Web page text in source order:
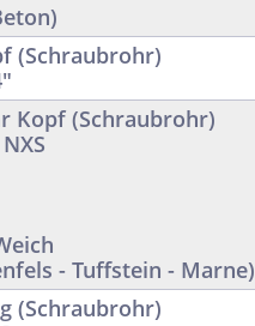
(Schraubrohr)
Kopf (Schraubrohr)
- Tuffstein - Marne)
(Schraubrohr)